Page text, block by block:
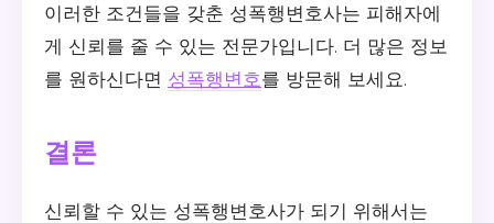
이러한 조건들을 갖춘 성폭행변호사는 피해자에
게 신뢰를 줄 수 있는 전문가입니다. 더 많은 정보
를 원하신다면 성폭행변호를 방문해 보세요.
결론
신뢰할 수 있는 성폭행변호사가 되기 위해서는